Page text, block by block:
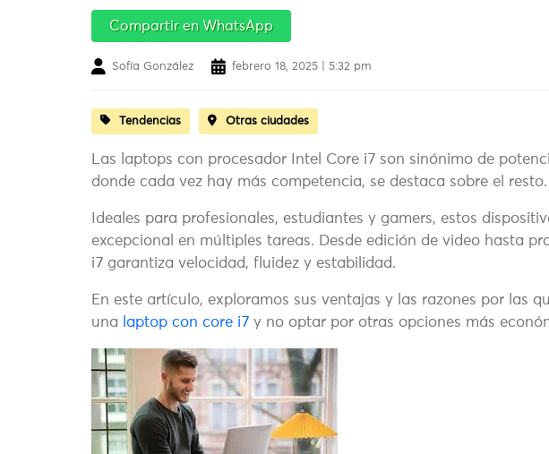
Compartir en WhatsApp
Sofía González febrero 18, 2025 | 5:32 pm
Tendencias Otras ciudades
Las laptops con procesador Intel Core i7 son sinónimo de
donde cada vez hay más competencia, se destaca sobre el resto.
Ideales para profesionales, estudiantes y gamers, estos
excepcional en múltiples tareas. Desde edición de video hasta
i7 garantiza velocidad, fluidez y estabilidad.
En este artículo, exploramos sus ventajas y las razones por las
una laptop con core i7 y no optar por otras opciones más